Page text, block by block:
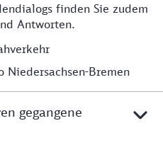
finden Sie zudem
Antworten.
Niedersachsen-Bremen
gegangene